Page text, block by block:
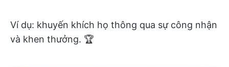
Ví dụ: khuyến khích họ thông qua sự công nhận
và khen thưởng. 🏆